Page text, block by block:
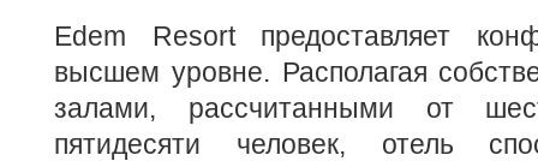
Еdem Resort предоставляет
высшем уровне. Располагая
залами, рассчитанными от
пятидесяти человек, отель